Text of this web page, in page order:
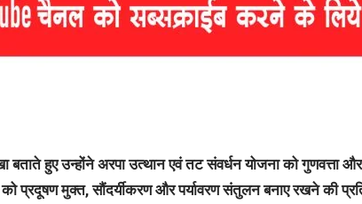
बताते हुए उन्होंने अरपा उत्थान एवं तट संवर्धन योजना को गुणवत्ता
को प्रदूषण मुक्त, सौंदर्यीकरण और पर्यावरण संतुलन बनाए रखने की